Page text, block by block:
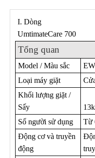
I. Dòng
UmtimateCare 700
Tổng quan
Model / Màu sắc
Loại máy giặt
Khối lượng giặt /
Sấy
Số người sử dụng
Từ
Động cơ và truyền
động